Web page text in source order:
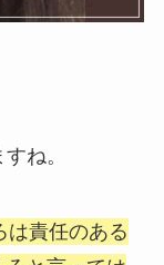
ね。
は責任のある